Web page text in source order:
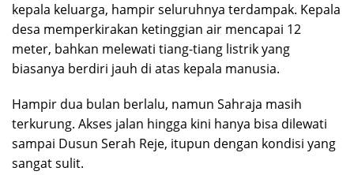
kepala keluarga, hampir seluruhnya terdampak. Kepala
desa memperkirakan ketinggian air mencapai 12
meter, bahkan melewati tiang-tiang listrik yang
biasanya berdiri jauh di atas kepala manusia.
Hampir dua bulan berlalu, namun Sahraja masih
terkurung. Akses jalan hingga kini hanya bisa dilewati
sampai Dusun Serah Reje, itupun dengan kondisi yang
sangat sulit.